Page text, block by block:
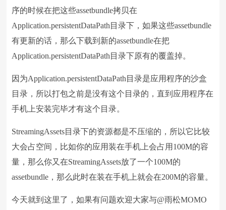
序的时候在把这些assetbundle拷贝在
Application.persistentDataPath目录下，如果这些assetbundle
有更新的话，那么下载到新的assetbundle在把
Application.persistentDataPath目录下原有的覆盖掉。
因为Application.persistentDataPath目录是应用程序的沙盒
目录，所以打包之前是没有这个目录的，直到应用程序在
手机上安装完毕才有这个目录。
StreamingAssets目录下的资源都是不压缩的，所以它比较
大会占空间，比如你的应用装在手机上会占用100M的容
量，那么你又在StreamingAssets放了一个100M的
assetbundle，那么此时在装在手机上就会在200M的容量。
今天就到这里了，如果有问题欢迎大家与@雨松MOMO